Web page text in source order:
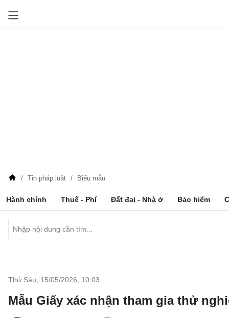
Tin pháp luật Biểu mẫu
Hành chính Thuế - Phí Đất đai - Nhà ở Bảo hiểm
Thứ Sáu, 15/05/2026 10:03
Mẫu Giấy xác nhận tham gia thử